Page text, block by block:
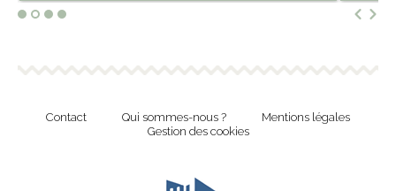
Contact Qui sommes-nous ?
Mentions légales
Gestion des cookies